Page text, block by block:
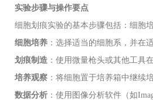
实验步骤与操作要点
细胞划痕实验的基本步骤包括：细胞
细胞培养 ：选择适当的细胞系，并在
划痕制造 ：使用微量枪头或其他工具
培养观察 ：将细胞置于培养箱中继续
数据分析 ：使用图像分析软件（如